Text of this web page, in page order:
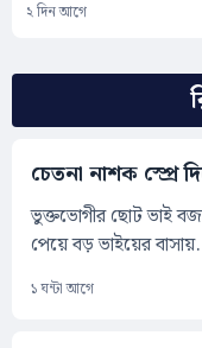
চেতনা নাশক স্প্রে
ভুক্তভোগীর ছোট ভাই
পেয়ে বড় ভাইয়ের
১ ঘন্টা আগে
২ দিন আগে